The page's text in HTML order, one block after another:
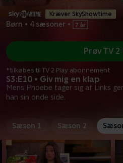
Kræver SkyShowtime
Børn • 4 sæsoner •
S3:E10 • Giv mig en klap
Mens Phoebe tager sig af Links
han sin onde side.
Prøv TV 2
*tilkøbes til TV 2 Play abonnement
Sæson 1 Sæson 2